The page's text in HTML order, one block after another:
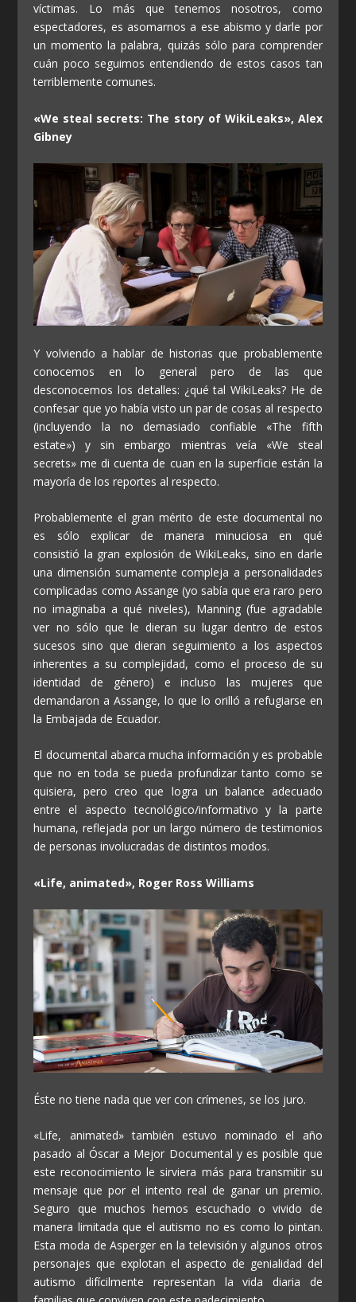
víctimas. Lo más que tenemos nosotros, como
espectadores, es asomarnos a ese abismo y darle por
un momento la palabra, quizás sólo para comprender
cuán poco seguimos entendiendo de estos casos tan
terriblemente comunes.
«We steal secrets: The story of WikiLeaks», Alex
Gibney
Y volviendo a hablar de historias que probablemente
conocemos en lo general pero de las que
desconocemos los detalles: ¿qué tal WikiLeaks? He de
confesar que yo había visto un par de cosas al respecto
(incluyendo la no demasiado confiable «The fifth
estate») y sin embargo mientras veía «We steal
secrets» me di cuenta de cuan en la superficie están la
mayoría de los reportes al respecto.
Probablemente el gran mérito de este documental no
es sólo explicar de manera minuciosa en qué
consistió la gran explosión de WikiLeaks, sino en darle
una dimensión sumamente compleja a personalidades
complicadas como Assange (yo sabía que era raro pero
no imaginaba a qué niveles), Manning (fue agradable
ver no sólo que le dieran su lugar dentro de estos
sucesos sino que dieran seguimiento a los aspectos
inherentes a su complejidad, como el proceso de su
identidad de género) e incluso las mujeres que
demandaron a Assange, lo que lo orilló a refugiarse en
la Embajada de Ecuador.
El documental abarca mucha información y es probable
que no en toda se pueda profundizar tanto como se
quisiera, pero creo que logra un balance adecuado
entre el aspecto tecnológico/informativo y la parte
humana, reflejada por un largo número de testimonios
de personas involucradas de distintos modos.
«Life, animated», Roger Ross Williams
Éste no tiene nada que ver con crímenes, se los juro.
«Life, animated» también estuvo nominado el año
pasado al Óscar a Mejor Documental y es posible que
este reconocimiento le sirviera más para transmitir su
mensaje que por el intento real de ganar un premio.
Seguro que muchos hemos escuchado o vivido de
manera limitada que el autismo no es como lo pintan.
Esta moda de Asperger en la televisión y algunos otros
personajes que explotan el aspecto de genialidad del
autismo difícilmente representan la vida diaria de